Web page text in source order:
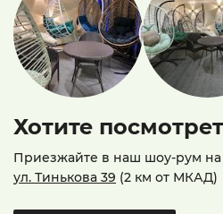
Хотите
Приезжайте в наш шоу-рум
ул. Тинькова 39 (2 км от МКАД)